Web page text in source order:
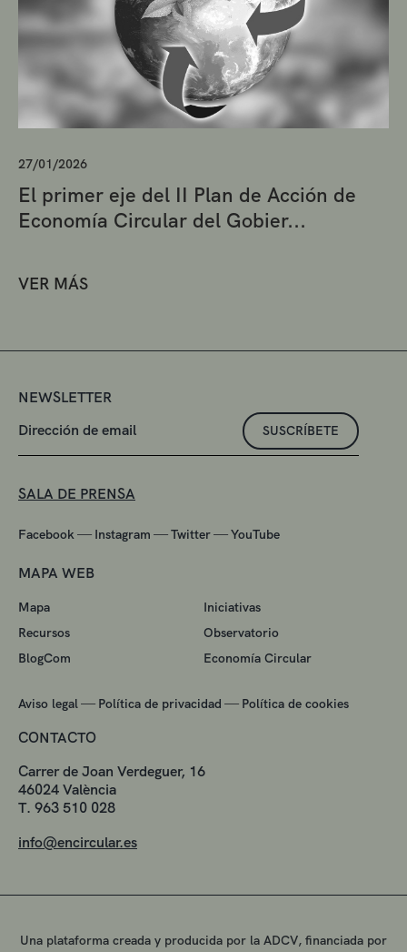
27/01/2026
El primer eje del II Plan de Acción de
Economía Circular del Gobier...
VER MÁS
NEWSLETTER
SUSCRÍBETE
SALA DE PRENSA
Facebook — Instagram —Twitter—YouTube
MAPA WEB
Mapa
Iniciativas
Recursos
Observatorio
BlogCom
Economía Circular
Aviso legal — Política de privacidad — Política de cookies
CONTACTO
Carrer de Joan Verdeguer, 16
46024 València
T. 963 510 028
info@encircular.es
Una plataforma creada y producida por la ADCV, financiada por